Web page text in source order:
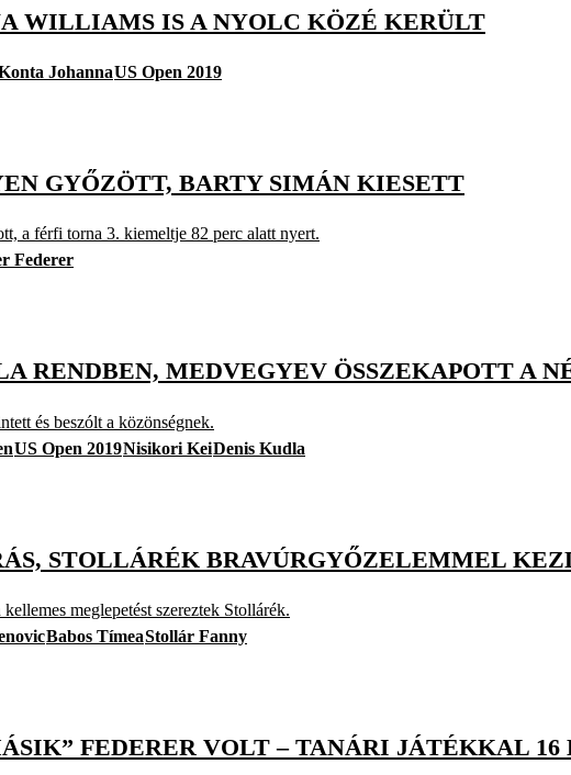
WILLIAMS IS A NYOLC KÖZÉ KERÜLT
JohannaUS Open 2019
GYŐZÖTT, BARTY SIMÁN KIESETT
a férfi torna 3. kiemeltje 82 perc alatt nyert.
Federer
RENDBEN, MEDVEGYEV ÖSSZEKAPOTT A
és beszólt a közönségnek.
US Open 2019Nisikori KeiDenis Kudla
STOLLÁRÉK BRAVÚRGYŐZELEMMEL
meglepetést szereztek Stollárék.
Babos TímeaStollár Fanny
FEDERER VOLT – TANÁRI JÁTÉKKAL